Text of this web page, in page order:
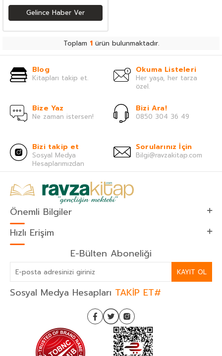
Gelince Haber Ver
Toplam 1ürün bulunmaktadır.
Blog
Kitapları takip et.
Okuma Listeleri
Her yaşa, her tarza
özel.
Bize Yaz
Ne zaman istersen!
Bizi Ara!
0850 304 36 49
Bizi takip et
Sosyal Medya
Hesaplarımızdan
Sorularınız İçin
Bilgi@ravzakitap.com
Önemli Bilgiler
Hızlı Erişim
E-Bülten Aboneliği
KAYIT OL
Sosyal Medya Hesapları TAKİP ET#